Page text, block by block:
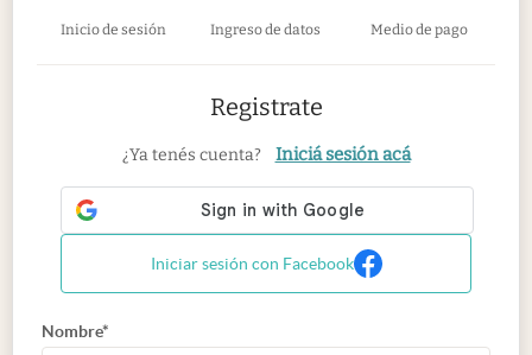
Inicio de sesión Ingreso de datos Medio de pago
Registrate
¿Ya tenés cuenta? Iniciá sesión acá
Iniciar sesión con Facebook
Nombre*